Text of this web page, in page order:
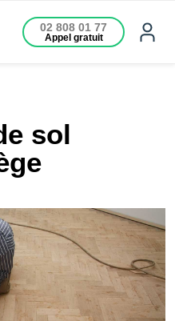
02 808 01 77
Appel gratuit
sol